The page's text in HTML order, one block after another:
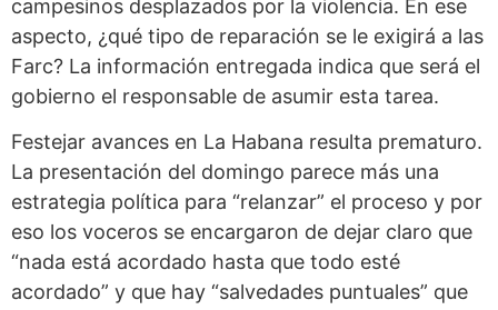
campesinos desplazados por la violencia. En ese
aspecto, ¿qué tipo de reparación se le exigirá a las
Farc? La información entregada indica que será el
gobierno el responsable de asumir esta tarea.
Festejar avances en La Habana resulta prematuro.
La presentación del domingo parece más una
estrategia política para “relanzar” el proceso y por
eso los voceros se encargaron de dejar claro que
“nada está acordado hasta que todo esté
acordado” y que hay “salvedades puntuales” que